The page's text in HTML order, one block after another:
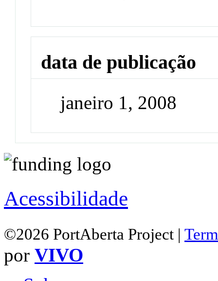
data de publicação
janeiro 1, 2008
Acessibilidade
©2026 PortAberta Project |
por VIVO